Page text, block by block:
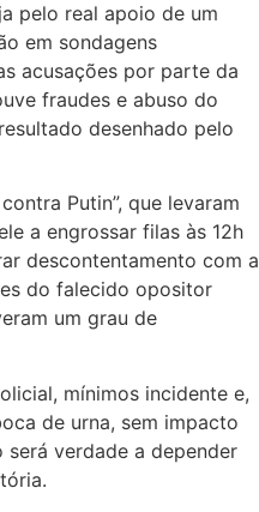
pelo real apoio de um
em sondagens
acusações por parte da
fraudes e abuso do
desenhado pelo
Putin”, que levaram
a engrossar filas às 12h
descontentamento com a
do falecido opositor
um grau de
mínimos incidente e,
de urna, sem impacto
verdade a depender